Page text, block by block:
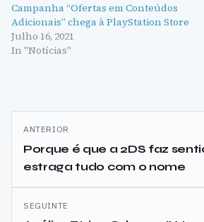
Campanha “Ofertas em Conteúdos
Adicionais” chega à PlayStation Store
Julho 16, 2021
In "Notícias"
Navegação
de
artigos
ANTERIOR
Porque é que a 2DS faz
estraga tudo com o nome
SEGUINTE